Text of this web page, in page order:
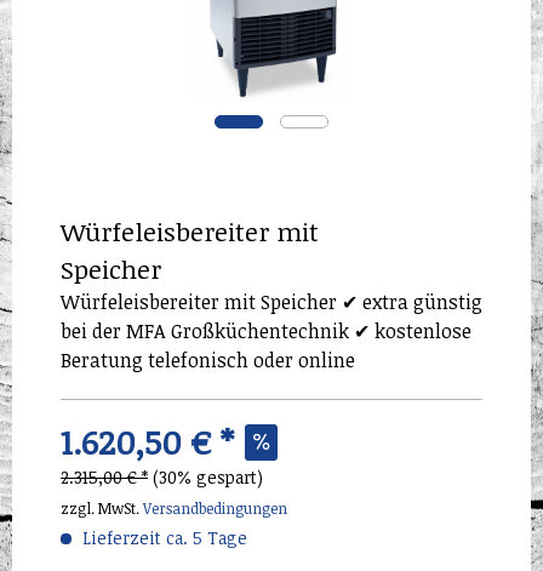
Würfeleisbereiter mit
Speicher
Würfeleisbereiter mit Speicher ✔ extra günstig
bei der MFA Großküchentechnik ✔ kostenlose
Beratung telefonisch oder online
1.620,50 € *
2.315,00 € * (30% gespart)
zzgl. MwSt.Versandbedingungen
Lieferzeit ca. 5 Tage